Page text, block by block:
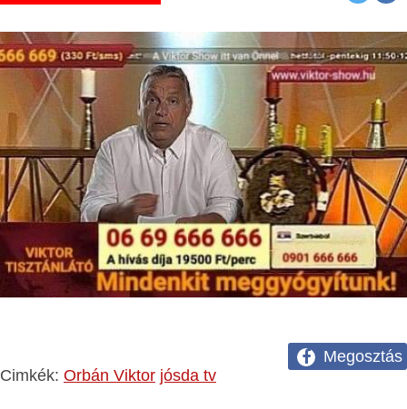
Megosztás
Cimkék: Orbán Viktor jósda tv